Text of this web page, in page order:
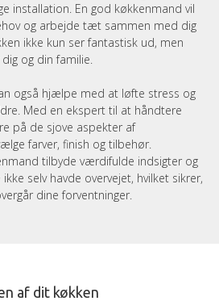
installation. En god køkkenmand vil
og arbejde tæt sammen med dig
ikke kun ser fantastisk ud, men
og din familie.
også hjælpe med at løfte stress og
Med en ekspert til at håndtere
på de sjove aspekter af
farver, finish og tilbehør.
tilbyde værdifulde indsigter og
selv havde overvejet, hvilket sikrer,
dine forventninger.
af dit køkken